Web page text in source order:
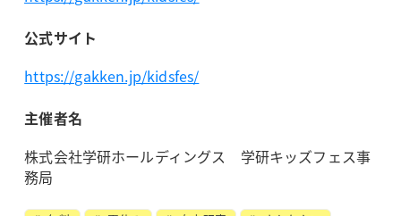
公式サイト
https://gakken.jp/kidsfes/
主催者名
株式会社学研ホールディングス 学研キッズフェス事
務局